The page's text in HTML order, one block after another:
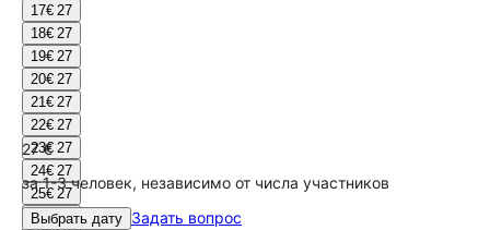
17€ 27
18€ 27
19€ 27
20€ 27
21€ 27
22€ 27
23€ 27
24€ 27
25€ 27
26€ 27
27 €
за 1-3 человек, независимо от числа участников
Выбрать дату Задать вопрос